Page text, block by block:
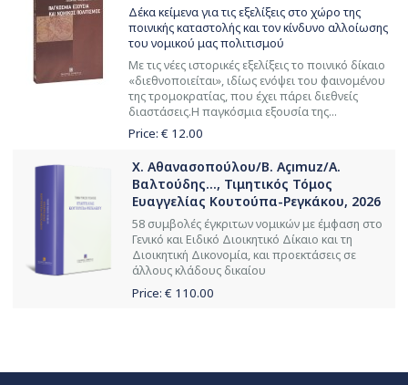
Δέκα κείμενα για τις εξελίξεις στο χώρο της
ποινικής καταστολής και τον κίνδυνο αλλοίωσης
του νομικού μας πολιτισμού
Με τις νέες ιστορικές εξελίξεις το ποινικό δίκαιο
«διεθνοποιείται», ιδίως ενόψει του φαινομένου
της τρομοκρατίας, που έχει πάρει διεθνείς
διαστάσεις.Η παγκόσμια εξουσία της...
Price: € 12.00
Χ. Αθανασοπούλου/B. Açımuz/Α.
Βαλτούδης..., Τιμητικός Τόμος
Ευαγγελίας Κουτούπα-Ρεγκάκου, 2026
58 συμβολές έγκριτων νομικών με έμφαση στο
Γενικό και Ειδικό Διοικητικό Δίκαιο και τη
Διοικητική Δικονομία, και προεκτάσεις σε
άλλους κλάδους δικαίου
Price: € 110.00